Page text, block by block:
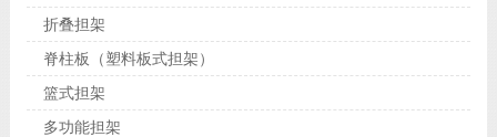
折叠担架
脊柱板（塑料板式担架）
篮式担架
多功能担架